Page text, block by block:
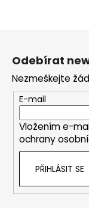
Z
Odebírat
Nezmeškejte
E-mail
Vložením e-
ochrany
PŘIHLÁSIT SE